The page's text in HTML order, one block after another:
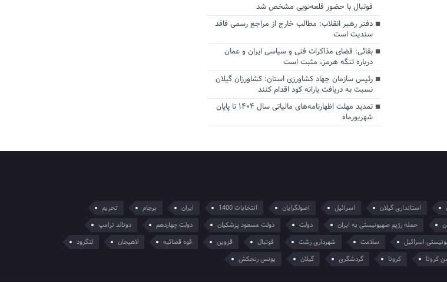
فوتبال با حضور قلعه‌نویی مشخص شد
دفتر رهبر انقلاب: مطالب خارج از مراجع رسمی فاقد
سندیت است
بقائی: فضای مذاکرات فنی و سیاسی ایران و عمان
درباره تنگه هرمز، مثبت است
رئیس سازمان جهاد کشاورزی استان: کشاورزان گیلان
نسبت به دریافت یارانه کود اقدام کنند
تمدید مهلت اظهارنامه‌های مالیاتی سال ۱۴۰۴ تا پایان
شهریورماه
استانداری گیلان اسرائیل اصولگرایان انتخابات 1400 ایران برجام
تحریم
حمله رژیم صهیونیستی به ایران دولت دولت مسعود پزشکیان دولت چهاردهم
دونالد ترامپ
اسرائیل سلامت شهرداری رشت فوتبال قزوین قوه قضائیه لاهیجان
لنگرود
کرونا کرونا گردشگری گیلان یونس رنجکش